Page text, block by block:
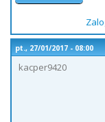
pt., 27/01/2017 - 08:00
kacper9420